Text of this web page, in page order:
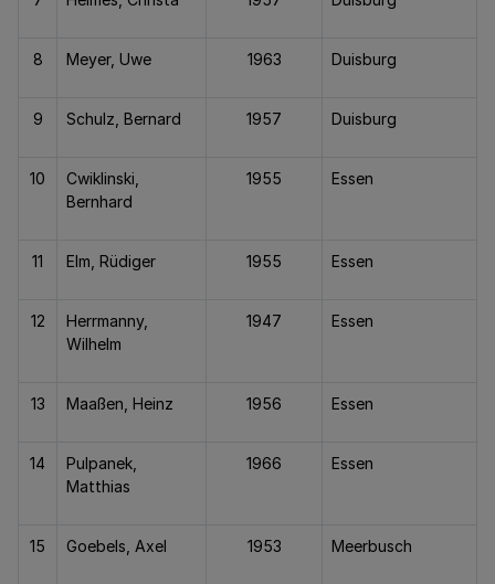
8 Meyer, Uwe 1963 Duisburg
9 Schulz, Bernard 1957 Duisburg
10
Cwiklinski,
Bernhard
1955 Essen
11 Elm, Rüdiger 1955 Essen
12
Herrmanny,
Wilhelm
1947 Essen
13 Maaßen, Heinz 1956 Essen
14
Pulpanek,
Matthias
1966 Essen
15 Goebels, Axel 1953 Meerbusch